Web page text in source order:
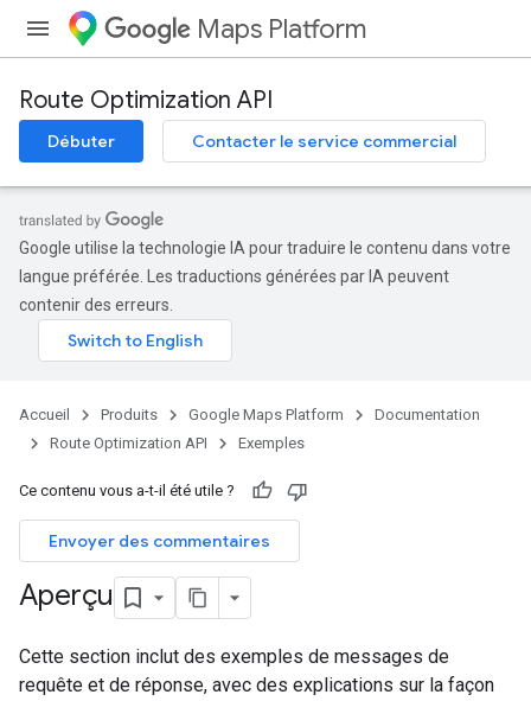
Maps Platform
Route Optimization API
Débuter Contacter le service commercial
Google utilise la technologie IA pour traduire le contenu dans votre
langue préférée. Les traductions générées par IA peuvent
contenir des erreurs.
Accueil Produits Google Maps Platform
Documentation
Route Optimization API
Exemples
Ce contenu vous a-t-il été utile ?
Envoyer des commentaires
Aperçu
Cette section inclut des exemples de messages de
requête et de réponse, avec des explications sur la façon